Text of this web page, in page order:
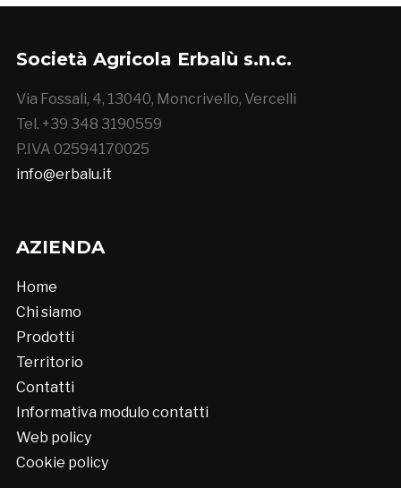
Società Agricola Erbalù s.n.c.
Via Fossali, 4, 13040, Moncrivello, Vercelli
Tel. +39 348 3190559
P.IVA 02594170025
info@erbalu.it
AZIENDA
Home
Chi siamo
Prodotti
Territorio
Contatti
Informativa modulo contatti
Web policy
Cookie policy